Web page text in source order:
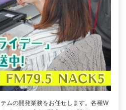
ムの開発業務をお任せします。各種W